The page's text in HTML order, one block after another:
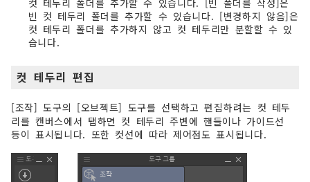
빈 컷 테두리 폴더를 추가할 수 있습니다. [변경하지 않음]은
컷 테두리 폴더를 추가하지 않고 컷 테두리만 분할할 수 있
습니다.
컷 테두리 편집
[조작] 도구의 [오브젝트] 도구를 선택하고 편집하려는 컷 테두
리를 캔버스에서 탭하면 컷 테두리 주변에 핸들이나 가이드선
등이 표시됩니다. 또한 컷선에 따라 제어점도 표시됩니다.